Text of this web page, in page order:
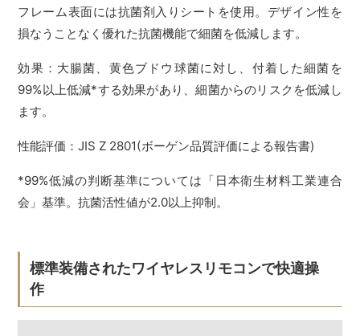
フレーム表面には抗菌剤入りシートを使用。デザイン性を
損なうことなく優れた抗菌機能で細菌を低減します。
効果：大腸菌、黄色ブドウ球菌に対し、付着した細菌を
99%以上低減*する効果があり、細菌からのリスクを低減し
ます。
性能評価：JIS Z 2801(ボーゲン品質評価による報告書)
*99%低減の判断基準については「日本衛生材料工業連合
会」基準。抗菌活性値が2.0以上抑制。
標準装備されたワイヤレスリモコンで快適操
作